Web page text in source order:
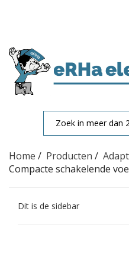
Home / Producten /
Compacte schakelende
Dit is de sidebar